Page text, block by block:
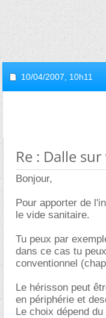
10/04/2007, 10h11
Re : Dalle
Bonjour,
Pour apporter de
le vide sanitaire.
Tu peux par
dans ce cas tu
conventionnel
Le hérisson peut
en périphérie et
Le choix dépend